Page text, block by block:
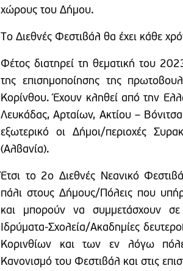
χώρους του Δήμου.
Το Διεθνές Φεστιβάλ θα έχει κάθε
Φέτος διατηρεί τη θεματική του
της επισημοποίησης της
Κορίνθου. Έχουν κληθεί από την
Λευκάδας, Αρταίων, Ακτίου –
εξωτερικό οι Δήμοι/περιοχές
(Αλβανία).
Έτσι το 2ο Διεθνές Νεανικό
πάλι στους Δήμους/Πόλεις που
και μπορούν να συμμετάσχουν σε
Ιδρύματα-Σχολεία/Ακαδημίες
Κορινθίων και των εν λόγω
Κανονισμό του Φεστιβάλ και στις